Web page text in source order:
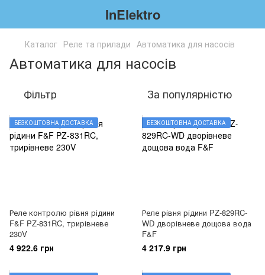
InElektro
Каталог Реле та прилади Автоматика для насосів
Автоматика для насосів
Фільтр За популярністю
БЕЗКОШТОВНА ДОСТАВКА
Реле контролю рівня рідини
F&F PZ-831RC, трирівневе
230V
4 922.6 грн
БЕЗКОШТОВНА ДОСТАВКА
Реле рівня рідини PZ-829RC-
WD дворівневе дощова вода
F&F
4 217.9 грн